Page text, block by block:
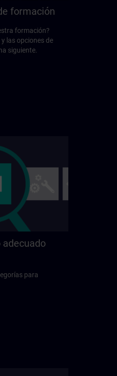
formación
formación?
las opciones de
siguiente.
adecuado
para